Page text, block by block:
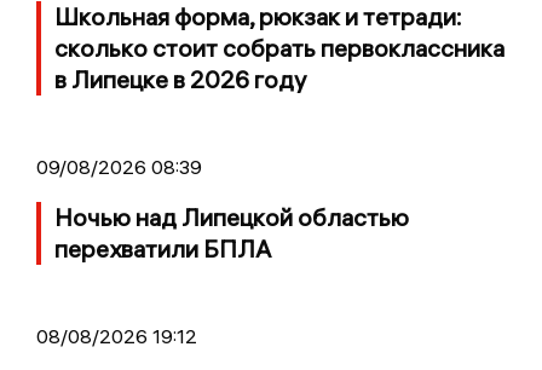
Школьная форма, рюкзак и тетради:
сколько стоит собрать первоклассника
в Липецке в 2026 году
09/08/2026 08:39
Ночью над Липецкой областью
перехватили БПЛА
08/08/2026 19:12